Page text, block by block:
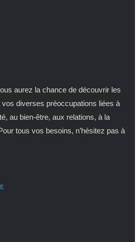
aurez la chance de découvrir les
diverses préoccupations liées à
au bien-être, aux relations, à la
tous vos besoins, n’hésitez pas à